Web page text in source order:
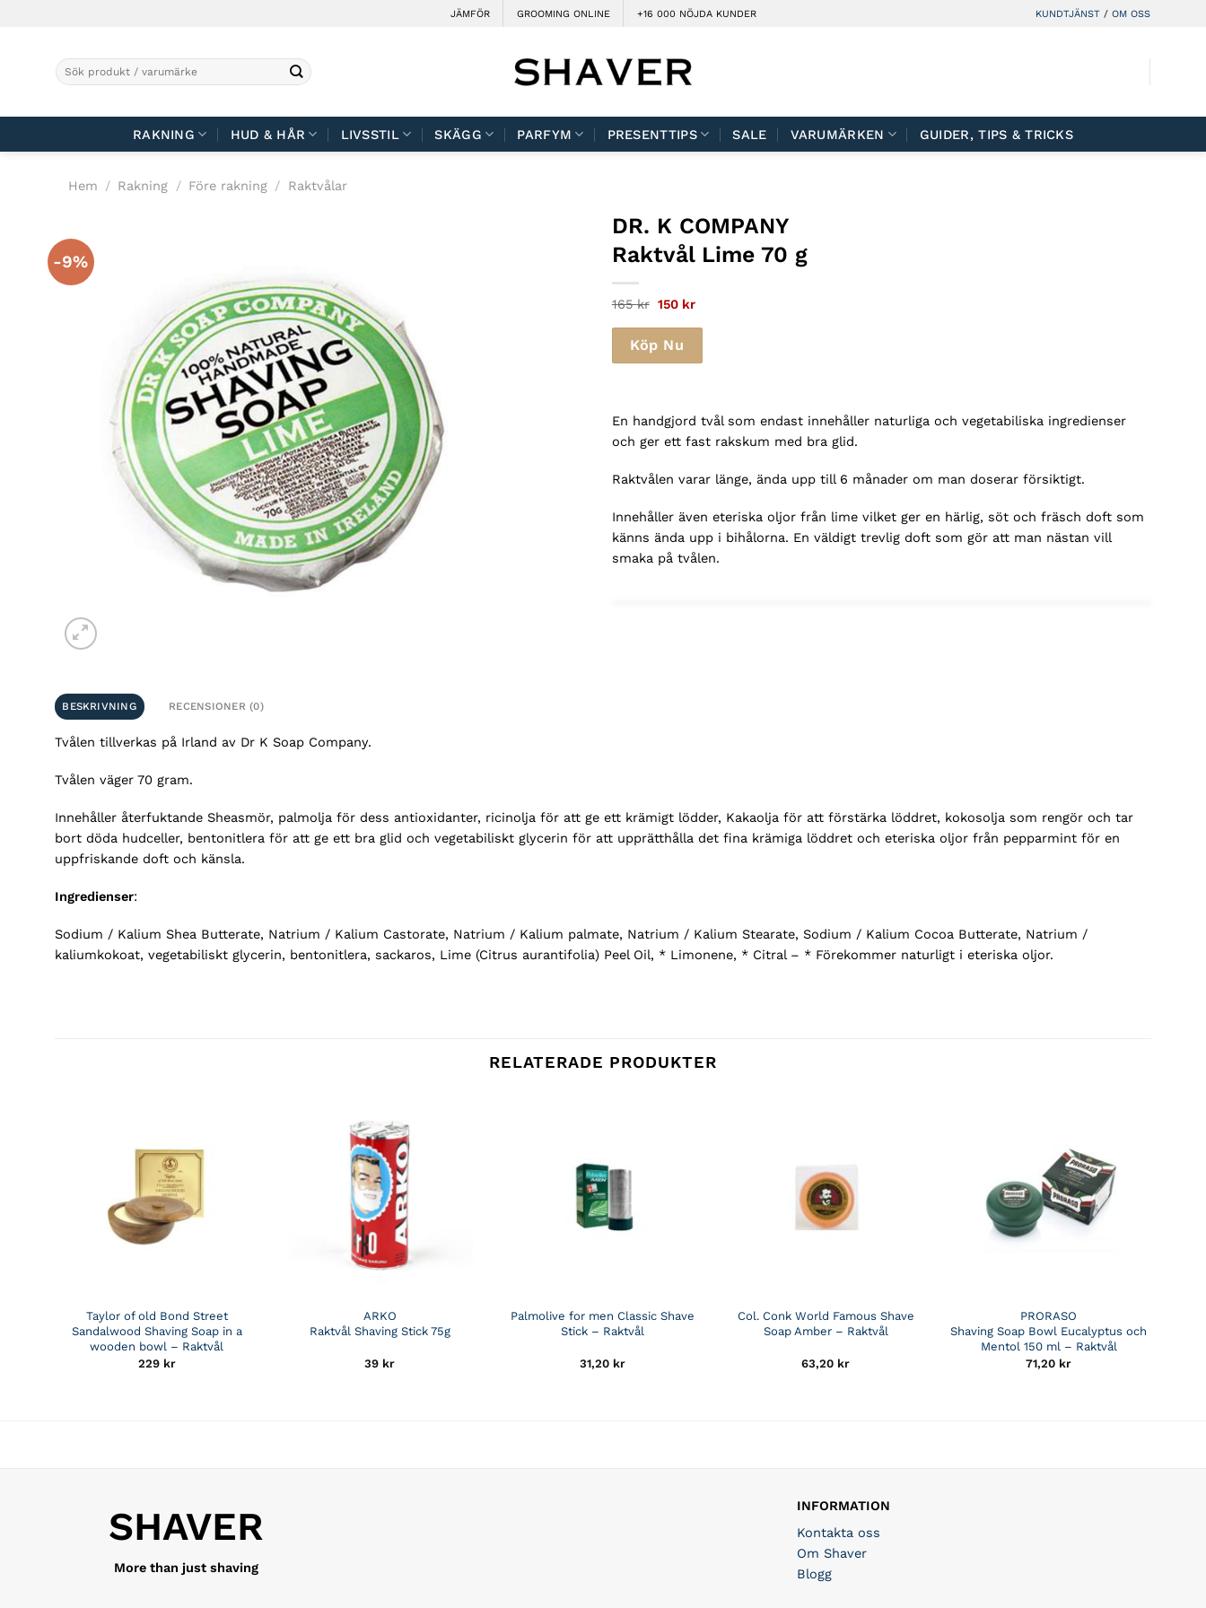
JÄMFÖR GROOMING ONLINE +16 000 NÖJDA KUNDER KUNDTJÄNST / OM OSS
Sök
efter:
RAKNING HUD & HÅR LIVSSTIL SKÄGG PARFYM PRESENTTIPS SALE VARUMÄRKEN GUIDER, TIPS & TRICKS
Hem / Rakning / Före rakning / Raktvålar
-9%
DR. K COMPANY
Raktvål Lime 70 g
165kr Det
priset
var:
165 kr.
150 krDet
priset
Köp Nu
En handgjord tvål som endast innehåller naturliga och vegetabiliska ingredienser
och ger ett fast rakskum med bra glid.
Raktvålen varar länge, ända upp till 6 månader om man doserar försiktigt.
Innehåller även eteriska oljor från lime vilket ger en härlig, söt och fräsch doft som
känns ända upp i bihålorna. En väldigt trevlig doft som gör att man nästan vill
smaka på tvålen.
BESKRIVNING RECENSIONER (0)
Tvålen tillverkas på Irland av Dr K Soap Company.
Tvålen väger 70 gram.
Innehåller återfuktande Sheasmör, palmolja för dess antioxidanter, ricinolja för att ge ett krämigt lödder, Kakaolja för att förstärka löddret, kokosolja som rengör och tar
bort döda hudceller, bentonitlera för att ge ett bra glid och vegetabiliskt glycerin för att upprätthålla det fina krämiga löddret och eteriska oljor från pepparmint för en
uppfriskande doft och känsla.
Ingredienser:
Sodium / Kalium Shea Butterate, Natrium / Kalium Castorate, Natrium / Kalium palmate, Natrium / Kalium Stearate, Sodium / Kalium Cocoa Butterate, Natrium /
kaliumkokoat, vegetabiliskt glycerin, bentonitlera, sackaros, Lime (Citrus aurantifolia) Peel Oil, * Limonene, * Citral – * Förekommer naturligt i eteriska oljor.
RELATERADE PRODUKTER
Taylor of old Bond Street
Sandalwood Shaving Soap in a
wooden bowl – Raktvål
229 kr
ARKO
Raktvål Shaving Stick 75g
39 kr
Palmolive for men Classic Shave
Stick – Raktvål
31,20 kr
Col. Conk World Famous Shave
Soap Amber – Raktvål
63,20 kr
PRORASO
Shaving Soap Bowl Eucalyptus och
Mentol 150 ml – Raktvål
71,20 kr
SHAVER
More than just shaving
INFORMATION
Kontakta oss
Om Shaver
Blogg